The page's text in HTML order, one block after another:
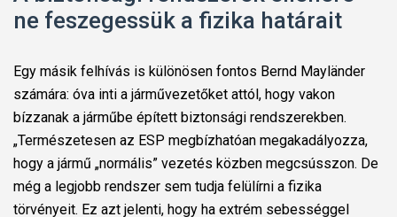
ne feszegessük a fizika határait
Egy másik felhívás is különösen fontos Bernd Mayländer
számára: óva inti a járművezetőket attól, hogy vakon
bízzanak a járműbe épített biztonsági rendszerekben.
„Természetesen az ESP megbízhatóan megakadályozza,
hogy a jármű „normális” vezetés közben megcsússzon. De
még a legjobb rendszer sem tudja felülírni a fizika
törvényeit. Ez azt jelenti, hogy ha extrém sebességgel